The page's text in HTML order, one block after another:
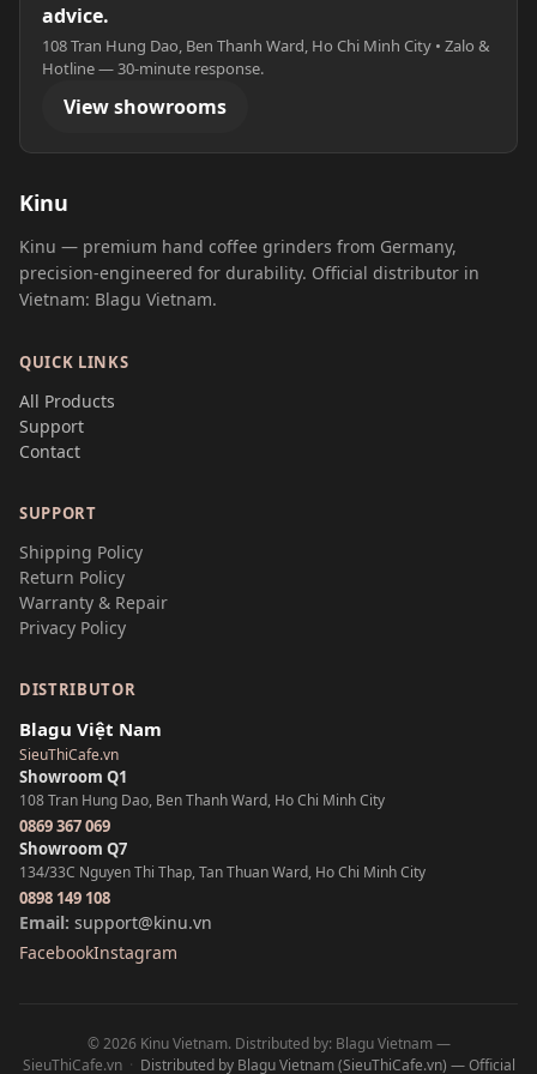
advice.
108 Tran Hung Dao, Ben Thanh Ward, Ho Chi Minh City • Zalo &
Hotline — 30-minute response.
View showrooms
Kinu
Kinu — premium hand coffee grinders from Germany,
precision-engineered for durability. Official distributor in
Vietnam: Blagu Vietnam.
QUICK LINKS
All Products
Support
Contact
SUPPORT
Shipping Policy
Return Policy
Warranty & Repair
Privacy Policy
DISTRIBUTOR
Blagu Việt Nam
SieuThiCafe.vn
Showroom Q1
108 Tran Hung Dao, Ben Thanh Ward, Ho Chi Minh City
0869 367 069
Showroom Q7
134/33C Nguyen Thi Thap, Tan Thuan Ward, Ho Chi Minh City
0898 149 108
Email: support@kinu.vn
FacebookInstagram
© 2026 Kinu Vietnam. Distributed by: Blagu Vietnam —
SieuThiCafe.vn · Distributed by Blagu Vietnam (SieuThiCafe.vn) — Official